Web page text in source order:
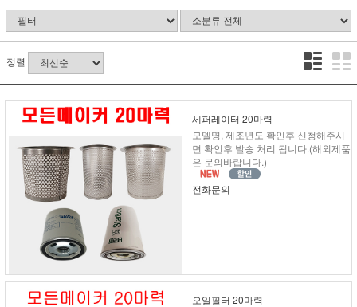
정렬
세퍼레이터 20마력
모델명, 제조년도 확인후 신청해주시
면 확인후 발송 처리 됩니다.(해외제품
은 문의바랍니다.)
전화문의
오일필터 20마력